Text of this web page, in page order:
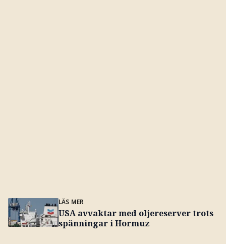
LÄS MER
USA avvaktar med oljereserver trots
spänningar i Hormuz